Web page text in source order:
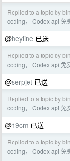
Replied to a topic by
coding， Codex api 免
@heyline 已送
Replied to a topic by
coding， Codex api 免
@serpjet 已送
Replied to a topic by
coding， Codex api 免
@19cm 已送
Replied to a topic by
coding， Codex api 免